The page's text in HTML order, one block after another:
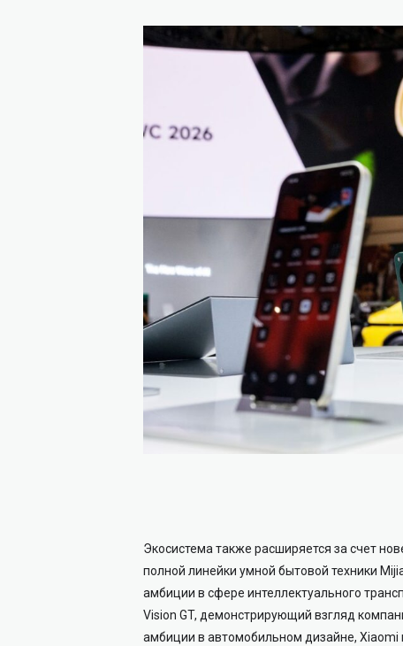
Экосистема также расширяется за счет
полной линейки умной бытовой техники
амбиции в сфере интеллектуального
Vision GT, демонстрирующий взгляд
амбиции в автомобильном дизайне, Xiaomi